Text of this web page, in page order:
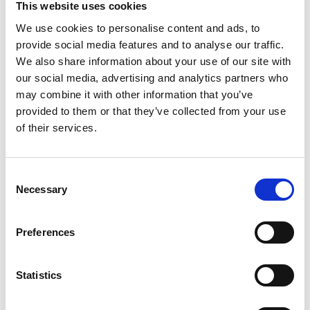
This website uses cookies
We use cookies to personalise content and ads, to
provide social media features and to analyse our traffic.
We also share information about your use of our site with
our social media, advertising and analytics partners who
may combine it with other information that you’ve
provided to them or that they’ve collected from your use
of their services.
Selection
Necessary
Preferences
Statistics
Of het nu gaat om een ontspannen lunch of een
uitgebreid diner, hier wacht een culinaire ervaring in een
unieke, groene omgeving. Laat je verrassen door de
Nederlandse keuken met een wereldse twist, waarbij elk
seizoen een nieuw verhaal vertelt op de menukaart en
smaken perfect passen bij het moment.
Bij Orangerie Steenenburg is eten niet alleen een maaltijd,
Ontdek de omgeving vanuit Kasteel
Steenenburg